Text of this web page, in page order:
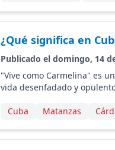
¿Qué significa en
Publicado el domingo, 14
"Vive como Carmelina" es
vida desenfadado y
Cuba Matanzas